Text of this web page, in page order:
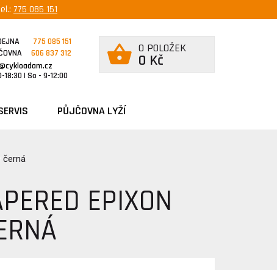
775 085 151
775 085 151
606 837 312
18:30 | So - 9-12:00
0 POLOŽEK
0 Kč
PŮJČOVNA LYŽÍ
černá
EPIXON